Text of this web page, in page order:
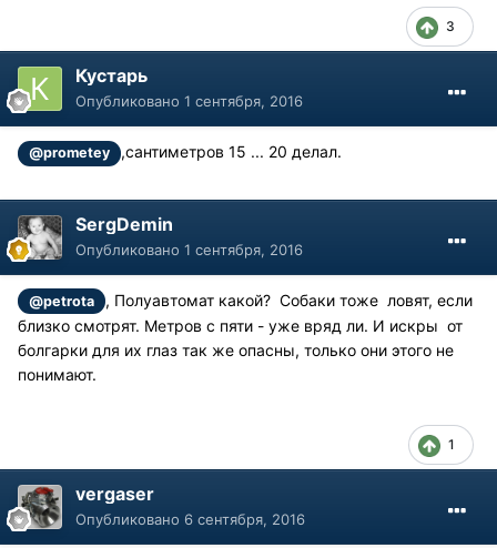
3
Кустарь
Опубликовано 1 сентября, 2016
@prometey ,сантиметров 15 ... 20 делал.
SergDemin
Опубликовано 1 сентября, 2016
@petrota
, Полуавтомат какой? Собаки тоже ловят, если
близко смотрят. Метров с пяти - уже вряд ли. И искры от
болгарки для их глаз так же опасны, только они этого не
понимают.
1
vergaser
Опубликовано 6 сентября, 2016